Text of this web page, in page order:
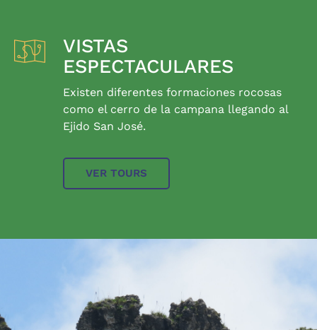
VISTAS
ESPECTACULARES
Existen diferentes formaciones rocosas
como el cerro de la campana llegando al
Ejido San José.
VER TOURS